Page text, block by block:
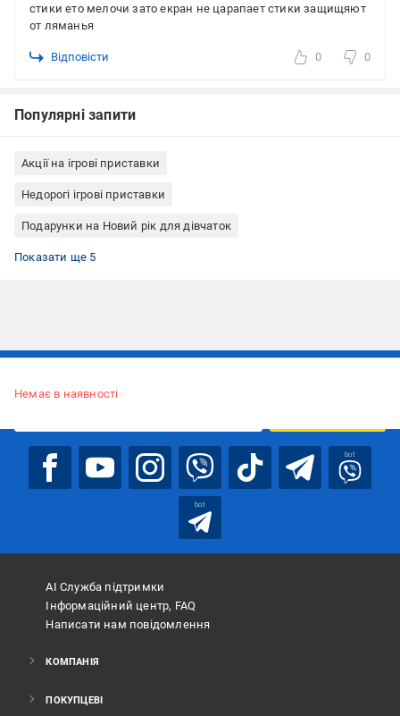
стики ето мелочи зато екран не царапает стики защищяют
от ляманья
Відповісти 0 0
Популярні запити
Акції на ігрові приставки
Недорогі ігрові приставки
Подарунки на Новий рік для дівчаток
Подарунки на Новий рік для хлопчиків
Дитячі товари
Подарунки на День святого Миколая
Подарунки дітям на Новий рік
Електроніка
Показати ще 5
Немає в наявності
bot
bot
АІ Служба підтримки
Інформаційний центр, FAQ
Написати нам повідомлення
КОМПАНІЯ
ПОКУПЦЕВІ